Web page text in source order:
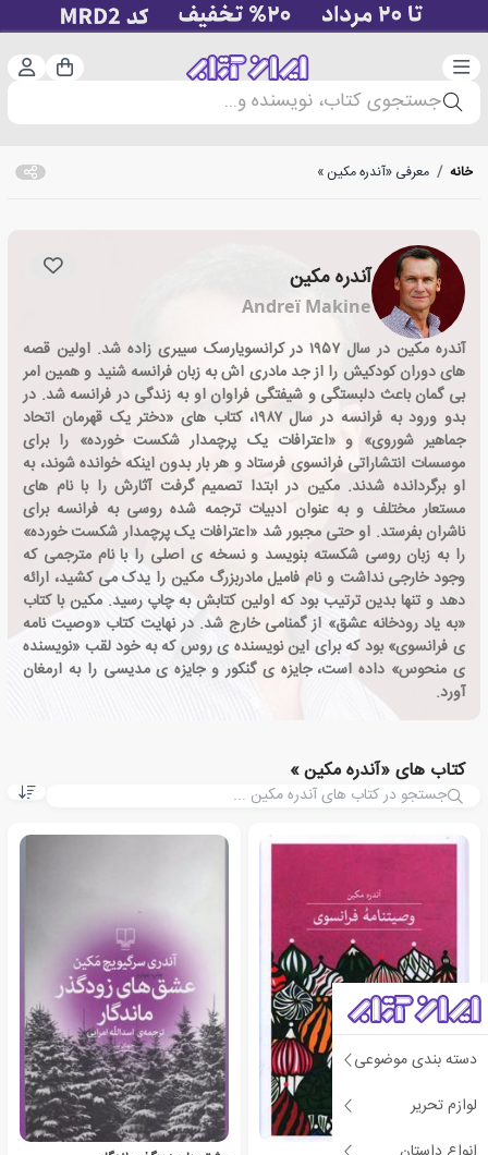
دسته‌بندی سبد
جستجوی کتاب، نویسنده و...
دسته بندی موضوعی
لوازم تحریر
خانه / معرفی «آندره مکین »
آندره مکین
Andreï Makine
آندره مکین در سال ۱۹۵۷ در کرانسویارسک سیبری زاده شد. اولین قصه
های دوران کودکیش را از جد مادری اش به زبان فرانسه شنید و همین امر
بی گمان باعث دلبستگی و شیفتگی فراوان او به زندگی در فرانسه شد. در
بدو ورود به فرانسه در سال ۱۹۸۷، کتاب های «دختر یک قهرمان اتحاد
جماهیر شوروی» و «اعترافات یک پرچمدار شکست خورده» را برای
موسسات انتشاراتی فرانسوی فرستاد و هر بار بدون اینکه خوانده شوند، به
او برگردانده شدند. مکین در ابتدا تصمیم گرفت آثارش را با نام های
مستعار مختلف و به عنوان ادبیات ترجمه شده روسی به فرانسه برای
ناشران بفرستد. او حتی مجبور شد «اعترافات یک پرچمدار شکست خورده»
را به زبان روسی شکسته بنویسد و نسخه ی اصلی را با نام مترجمی که
وجود خارجی نداشت و نام فامیل مادربزرگ مکین را یدک می کشید، ارائه
دهد و تنها بدین ترتیب بود که اولین کتابش به چاپ رسید. مکین با کتاب
«به یاد رودخانه عشق» از گمنامی خارج شد. در نهایت کتاب «وصیت نامه
ی فرانسوی» بود که برای این نویسنده ی روس که به خود لقب «نویسنده
ی منحوس» داده است، جایزه ی گنکور و جایزه ی مدیسی را به ارمغان
آورد.
کتاب های «آندره مکین »